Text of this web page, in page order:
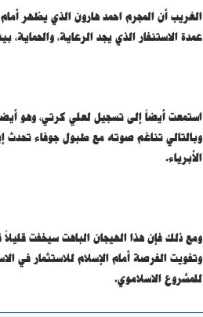
الغريب أن المجرم احمد هارون الذي يظهر
عمدة الاستنفار الذي يجد الرعاية،
استمعت أيضاً إلى تسجيل لعلي كرتي، وهو
وبالتالي تناغم صوته مع طبول جوفاء تحدث
الأبرياء.
ومع ذلك فإن هذا الهيجان الباهت سيخفت
وتفويت الفرصة أمام الإسلام للاستثمار في
للمشروع الاسلاموي.